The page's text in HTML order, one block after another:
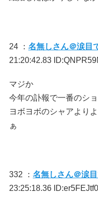
24 ： 名無しさん＠涙目
21:20:42.83
マジか
今年の訃報で一番のシ
ヨボヨボのシャアより
ぁ
332 ： 名無しさん＠涙目
23:25:18.36